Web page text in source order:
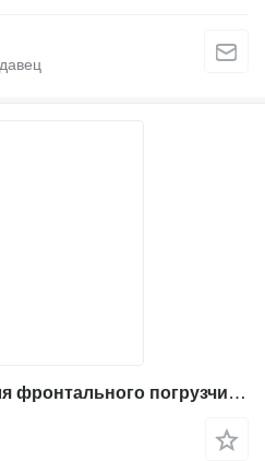
Гидронасос 189-8777 для фронтального погрузчика Caterpillar 962G